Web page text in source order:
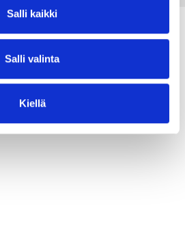
Salli kaikki
Salli valinta
Kiellä